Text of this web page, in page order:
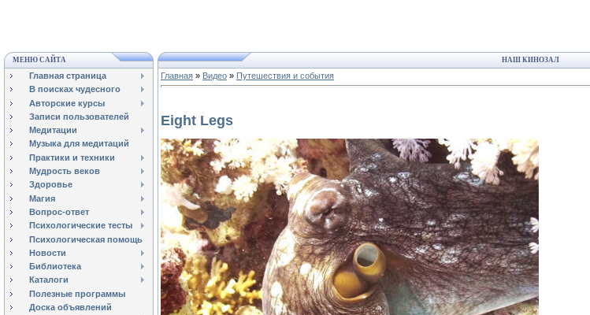
МЕНЮ САЙТА
Главная страница
В поисках чудесного
Авторские курсы
Записи пользователей
Медитации
Музыка для медитаций
Практики и техники
Мудрость веков
Здоровье
Магия
Вопрос-ответ
Психологические тесты
Психологическая помощь
Новости
Библиотека
Каталоги
Полезные программы
Доска объявлений
НАШ КИНОЗАЛ
Главная » Видео » Путешествия и события
Eight Legs